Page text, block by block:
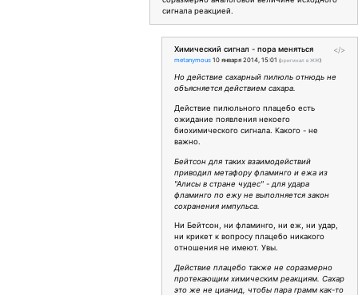
сигнала реакцией.
</>
Химический сигнал - пора меняться
metanymous 10 января 2014, 15:01 (оригинал в ЖЖ)
Но действие сахарный пилюль отнюдь не
объясняется действием сахара.
Действие пилюльного плацебо есть
ожидание появления некоего
биохимического сигнала. Какого - не
важно.
Бейтсон для таких взаимодействий
приводил метафору фламинго и ежа из
"Алисы в стране чудес" - для удара
фламинго по ежу не выполняется закон
сохранения импульса.
Ни Бейтсон, ни фламинго, ни еж, ни удар,
ни крикет к вопросу плацебо никакого
отношения не имеют. Увы.
Действие плацебо также не соразмерно
протекающим химическим реакциям. Сахар
это же не цианид, чтобы пара грамм как-то